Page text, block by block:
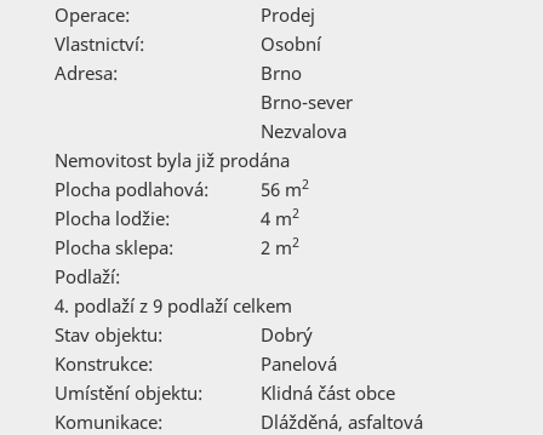
Operace:
Prodej
Vlastnictví:
Osobní
Adresa:
Brno
Brno-sever
Nezvalova
Nemovitost byla již prodána
Plocha podlahová:
56 m2
Plocha lodžie: 4 m2
Plocha sklepa: 2 m2
Podlaží:
4. podlaží z 9 podlaží celkem
Stav objektu:
Dobrý
Konstrukce:
Panelová
Umístění objektu:
Klidná část obce
Komunikace:
Dlážděná, asfaltová